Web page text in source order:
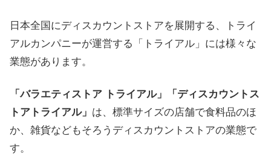
日本全国にディスカウントストアを展開する、トライ
アルカンパニーが運営する「トライアル」には様々な
業態があります。
「バラエティストア トライアル」「ディスカウントス
トアトライアル」 は、標準サイズの店舗で食料品のほ
か、雑貨などもそろうディスカウントストアの業態で
す。